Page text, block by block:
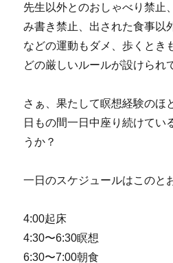
先生以外とのおしゃべり禁止
み書き禁止、出された食事以
などの運動もダメ、歩くとき
どの厳しいルールが設けられ
さぁ、果たして瞑想経験のほ
日もの間一日中座り続けてい
うか？
一日のスケジュールはこのと
4:00起床
4:30〜6:30瞑想
6:30〜7:00朝食